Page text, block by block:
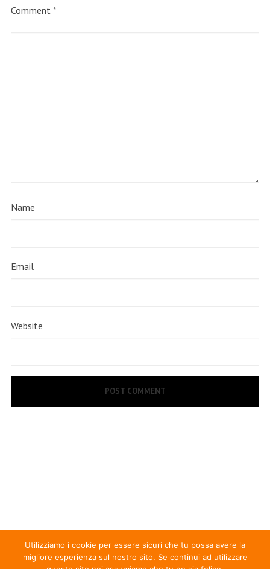
Comment *
Name
Email
Website
Utilizziamo i cookie per essere sicuri che tu possa avere la
migliore esperienza sul nostro sito. Se continui ad utilizzare